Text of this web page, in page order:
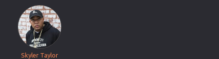
Skyler Taylor